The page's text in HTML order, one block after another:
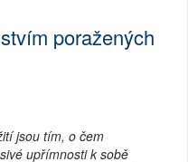
poražených
jsou tím, o čem
upřímnosti k sobě